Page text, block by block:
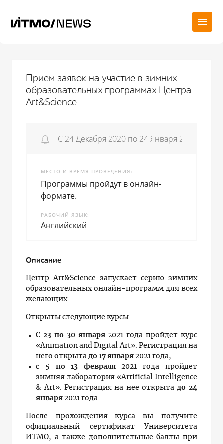
Прием заявок на участие в зимних
образовательных программах Центра
Art&Science
С 24 Декабря 2020 по 24 Января 2021
МЕСТО И ВРЕМЯ ПРОВЕДЕНИЯ
Программы пройдут в онлайн-
формате.
РАБОЧИЙ ЯЗЫК
Английский
Описание
Центр Art&Science запускает серию зимних
образовательных онлайн-программ для всех
желающих.
Открыты следующие курсы:
С 23 по 30 января 2021 года пройдет курс
«Animation and Digital Art». Регистрация на
него открыта до 17 января 2021 года;
с 5 по 13 февраля2021 года пройдет
зимняя лаборатория «Artificial Intelligence
& Art». Регистрация на нее открыта до 24
января 2021 года.
После прохождения курса вы получите
официальный сертификат Университета
ИТМО, а также дополнительные баллы при